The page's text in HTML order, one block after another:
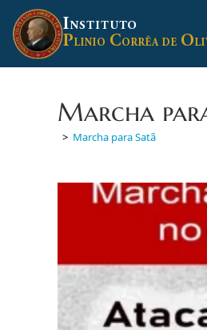
para
conteúdo
INSTITUTO
PLINIO CORRÊA DE O
Marcha
> Marcha para Satã